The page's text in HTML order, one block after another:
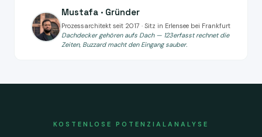
Mustafa · Gründer
Prozessarchitekt seit 2017 · Sitz in Erlensee bei Frankfurt
Dachdecker gehören aufs Dach — 123erfasst rechnet die
Zeiten, Buzzard macht den Eingang sauber.
KOSTENLOSE POTENZIALANALYSE